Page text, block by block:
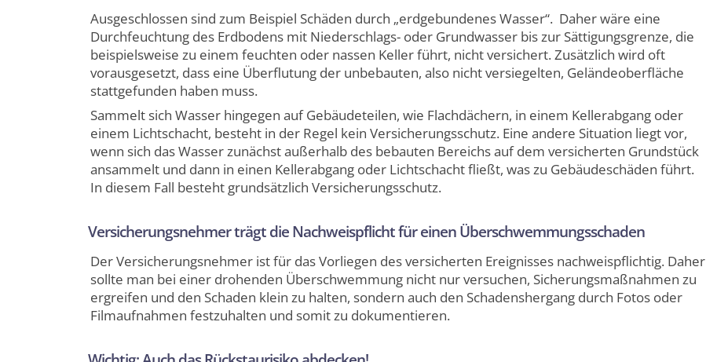
Ausgeschlossen sind zum Beispiel Schäden durch „erdgebundenes Wasser“. Daher wäre eine
Durchfeuchtung des Erdbodens mit Niederschlags- oder Grundwasser bis zur Sättigungsgrenze, die
beispielsweise zu einem feuchten oder nassen Keller führt, nicht versichert. Zusätzlich wird oft
vorausgesetzt, dass eine Überflutung der unbebauten, also nicht versiegelten, Geländeoberfläche
stattgefunden haben muss.
Sammelt sich Wasser hingegen auf Gebäudeteilen, wie Flachdächern, in einem Kellerabgang oder
einem Lichtschacht, besteht in der Regel kein Versicherungsschutz. Eine andere Situation liegt vor,
wenn sich das Wasser zunächst außerhalb des bebauten Bereichs auf dem versicherten Grundstück
ansammelt und dann in einen Kellerabgang oder Lichtschacht fließt, was zu Gebäudeschäden führt.
In diesem Fall besteht grundsätzlich Versicherungsschutz.
Versicherungsnehmer trägt die Nachweispflicht für einen Überschwemmungsschaden
Der Versicherungsnehmer ist für das Vorliegen des versicherten Ereignisses nachweispflichtig. Daher
sollte man bei einer drohenden Überschwemmung nicht nur versuchen, Sicherungsmaßnahmen zu
ergreifen und den Schaden klein zu halten, sondern auch den Schadenshergang durch Fotos oder
Filmaufnahmen festzuhalten und somit zu dokumentieren.